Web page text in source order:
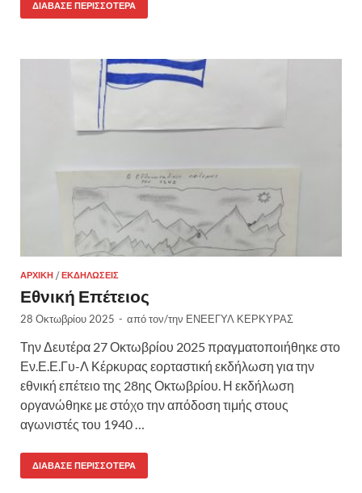
ΔΙΆΒΑΣΕ ΠΕΡΙΣΣΌΤΕΡΑ
ΑΡΧΙΚΉ /ΕΚΔΗΛΏΣΕΙΣ
Εθνική Επέτειος
28 Οκτωβρίου 2025 - από τον/την ΕΝΕΕΓΥΛ ΚΕΡΚΥΡΑΣ
Την Δευτέρα 27 Οκτωβρίου 2025 πραγματοποιήθηκε στο
Εν.Ε.Ε.Γυ-Λ Κέρκυρας εορταστική εκδήλωση για την
εθνική επέτειο της 28ης Οκτωβρίου. Η εκδήλωση
οργανώθηκε με στόχο την απόδοση τιμής στους
αγωνιστές του 1940 …
ΔΙΆΒΑΣΕ ΠΕΡΙΣΣΌΤΕΡΑ